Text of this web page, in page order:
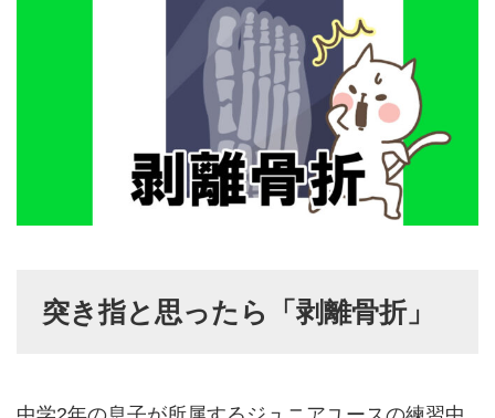
突き指と思ったら「剥離骨折」